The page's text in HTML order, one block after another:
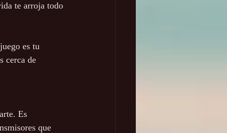
te arroja todo
es tu
cerca de
Es
que